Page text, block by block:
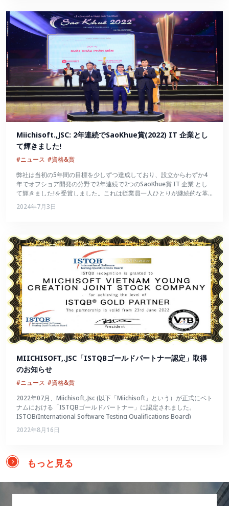
Miichisoft.,JSC: 2年連続でSaoKhue賞(2022) IT 企業とし
て輝きました!
#ニュース #資格&賞
弊社は当初の5年間の目標を少しずつ達成しており、設立からわずか4
年でオフショア開発の分野で2年連続で2つのSaoKhue賞 IT 企業 とし
て輝きました!を受賞しました。これは従業員一人ひとりが継続的な革
新を続け、数々の試練を切り抜けて大きく成長したことの証でもあるで
しょう。
2024年7月3日
MIICHISOFT,.JSC「ISTQBゴールドパートナー認定」取得
のお知らせ
#ニュース #資格&賞
2022年07月、Miichisoft,.Jsc (以下「Miichisoft」という）が正式にベト
ナムにおける「ISTQBゴールドパートナー」に認定されました。
ISTQB(International Software Testing Qualifications Board)
2022年8月16日
もっと見る